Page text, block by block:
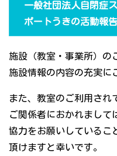
一般社団法人自閉症
ポートうきの活動報
施設（教室・事業所）の
施設情報の内容の充実に
また、教室のご利用され
ご関係者におかれまして
協力をお願いしているこ
頂けますと幸いです。